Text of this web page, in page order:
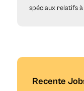
spéciaux relatifs
Recente